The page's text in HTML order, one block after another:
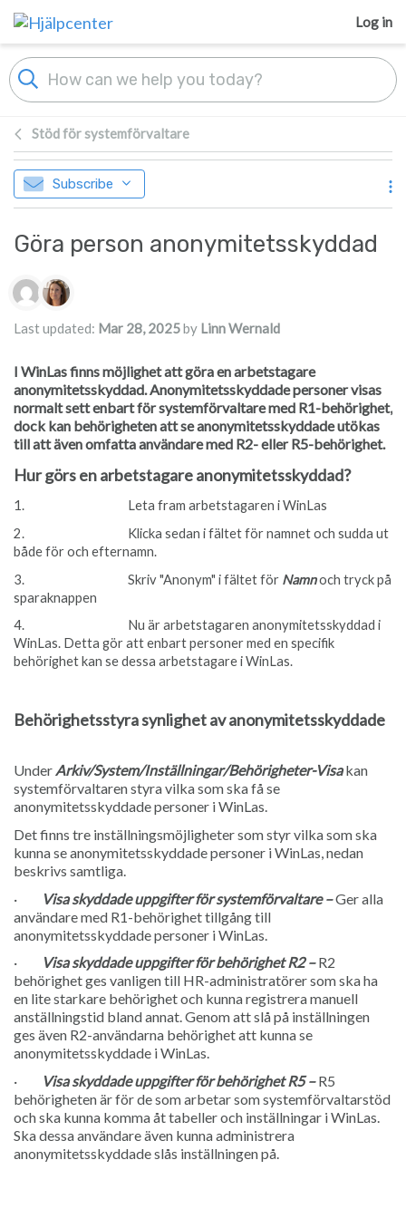
Skip to main content
Log in
Stöd för systemförvaltare
Subscribe
Göra person anonymitetsskyddad
Authors list
Last updated: Mar 28, 2025by Linn Wernald
I WinLas finns möjlighet att göra en arbetstagare
anonymitetsskyddad. Anonymitetsskyddade personer visas
normalt sett enbart för systemförvaltare med R1-behörighet,
dock kan behörigheten att se anonymitetsskyddade utökas
till att även omfatta användare med R2- eller R5-behörighet.
Hur görs en arbetstagare anonymitetsskyddad?
1. Leta fram arbetstagaren i WinLas
2. Klicka sedan i fältet för namnet och sudda ut
både för och efternamn.
3. Skriv "Anonym" i fältet för Namnoch tryck på
sparaknappen
4. Nu är arbetstagaren anonymitetsskyddad i
WinLas. Detta gör att enbart personer med en specifik
behörighet kan se dessa arbetstagare i WinLas.
Behörighetsstyra synlighet av anonymitetsskyddade
UnderArkiv/System/Inställningar/Behörigheter-Visakan
systemförvaltaren styra vilka som ska få se
anonymitetsskyddade personer i WinLas.
Det finns tre inställningsmöjligheter som styr vilka som ska
kunna se anonymitetsskyddade personer i WinLas, nedan
beskrivs samtliga.
·
Visa skyddade uppgifter för systemförvaltare –Ger alla
användare med R1-behörighet tillgång till
anonymitetsskyddade personer i WinLas.
·
Visa skyddade uppgifter för behörighet R2 –R2
behörighet ges vanligen till HR-administratörer som ska ha
en lite starkare behörighet och kunna registrera manuell
anställningstid bland annat. Genom att slå på inställningen
ges även R2-användarna behörighet att kunna se
anonymitetsskyddade i WinLas.
·
Visa skyddade uppgifter för behörighet R5 –R5
behörigheten är för de som arbetar som systemförvaltarstöd
och ska kunna komma åt tabeller och inställningar i WinLas.
Ska dessa användare även kunna administrera
anonymitetsskyddade slås inställningen på.